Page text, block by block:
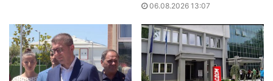
06.08.2026 13:07